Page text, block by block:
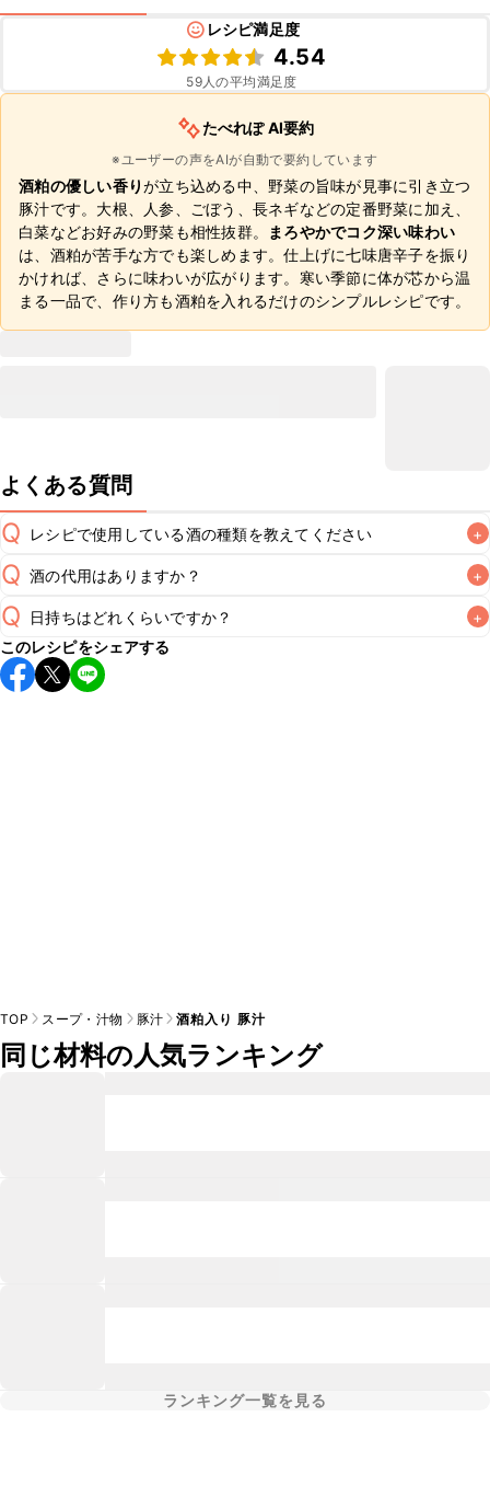
レシピ満足度
4.54
59人の平均満足度
たべれぽ AI要約
※ユーザーの声をAIが自動で要約しています
酒粕の優しい香りが立ち込める中、野菜の旨味が見事に引き立つ
豚汁です。大根、人参、ごぼう、長ネギなどの定番野菜に加え、
白菜などお好みの野菜も相性抜群。
まろやかでコク深い味わい
は、酒粕が苦手な方でも楽しめます。仕上げに七味唐辛子を振り
かければ、さらに味わいが広がります。寒い季節に体が芯から温
まる一品で、作り方も酒粕を入れるだけのシンプルレシピです。
よくある質問
Q レシピで使用している酒の種類を教えてください +
A
Q 酒の代用はありますか？ +
A
Q 日持ちはどれくらいですか？ +
保存期間は冷蔵で翌日中が目安です。なるべくお早めにお召
し上がりください。
このレシピをシェアする
TOP スープ・汁物 豚汁 酒粕入り 豚汁
同じ材料の人気ランキング
ランキング一覧を見る